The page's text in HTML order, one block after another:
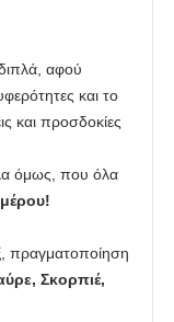
αφού
και το
και προσδοκίες
όμως, που όλα
πραγματοποίηση
Σκορπιέ,